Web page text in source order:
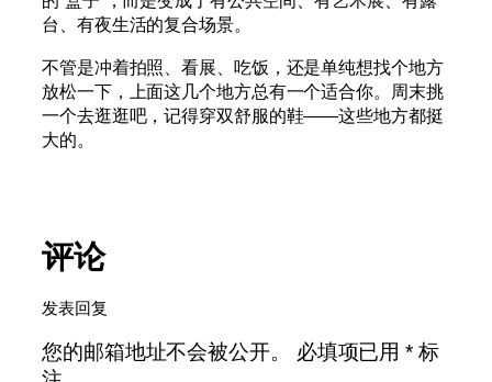
台、有夜生活的复合场景。
不管是冲着拍照、看展、吃饭，还是单纯想找个地方
放松一下，上面这几个地方总有一个适合你。周末挑
一个去逛逛吧，记得穿双舒服的鞋——这些地方都挺
大的。
评论
发表回复
您的邮箱地址不会被公开。 必填项已用* 标